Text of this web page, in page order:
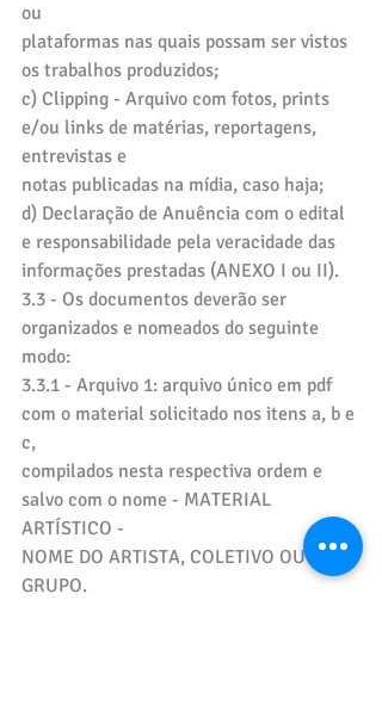
ou
plataformas nas quais possam ser vistos
os trabalhos produzidos;
c) Clipping - Arquivo com fotos, prints
e/ou links de matérias, reportagens,
entrevistas e
notas publicadas na mídia, caso haja;
d) Declaração de Anuência com o edital
e responsabilidade pela veracidade das
informações prestadas (ANEXO I ou II).
3.3 - Os documentos deverão ser
organizados e nomeados do seguinte
modo:
3.3.1 - Arquivo 1: arquivo único em pdf
com o material solicitado nos itens a, b e
c,
compilados nesta respectiva ordem e
salvo com o nome - MATERIAL
ARTÍSTICO -
NOME DO ARTISTA, COLETIVO OU
GRUPO.